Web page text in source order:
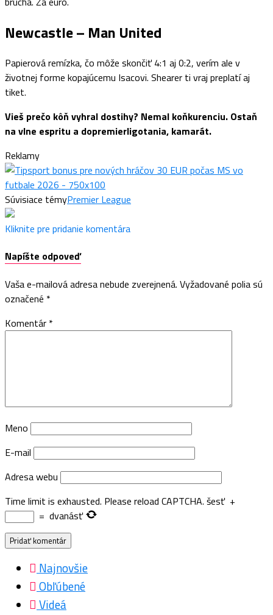
Newcastle – Man United
Papierová remízka, čo môže skončiť 4:1 aj 0:2, verím ale v
životnej forme kopajúcemu Isacovi. Shearer ti vraj preplatí aj
tiket.
Vieš prečo kôň vyhral dostihy? Nemal koňkurenciu. Ostaň
na vlne espritu a dopremierligotania, kamarát.
Reklamy
Súvisiace témyPremier League
Kliknite pre pridanie komentára
Napíšte odpoveď
Vaša e-mailová adresa nebude zverejnená. Vyžadované polia sú
označené *
Komentár *
Meno
E-mail
Adresa webu
Time limit is exhausted. Please reload CAPTCHA. šesť +
= dvanásť
Najnovšie
Obľúbené
Videá